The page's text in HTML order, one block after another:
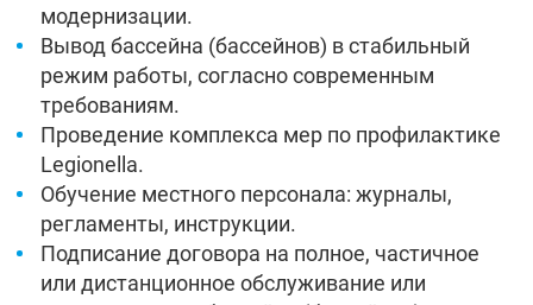
модернизации.
Вывод бассейна (бассейнов) в стабильный
режим работы, согласно современным
требованиям.
Проведение комплекса мер по профилактике
Legionella.
Обучение местного персонала: журналы,
регламенты, инструкции.
Подписание договора на полное, частичное
или дистанционное обслуживание или